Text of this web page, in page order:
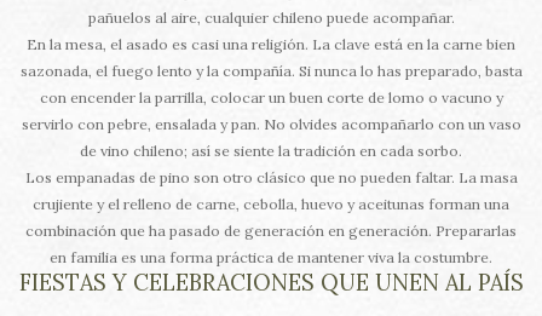
pañuelos al aire, cualquier chileno puede acompañar.
En la mesa, el asado es casi una religión. La clave está en la carne bien
sazonada, el fuego lento y la compañía. Si nunca lo has preparado, basta
con encender la parrilla, colocar un buen corte de lomo o vacuno y
servirlo con pebre, ensalada y pan. No olvides acompañarlo con un vaso
de vino chileno; así se siente la tradición en cada sorbo.
Los empanadas de pino son otro clásico que no pueden faltar. La masa
crujiente y el relleno de carne, cebolla, huevo y aceitunas forman una
combinación que ha pasado de generación en generación. Prepararlas
en familia es una forma práctica de mantener viva la costumbre.
FIESTAS Y CELEBRACIONES QUE UNEN AL PAÍS